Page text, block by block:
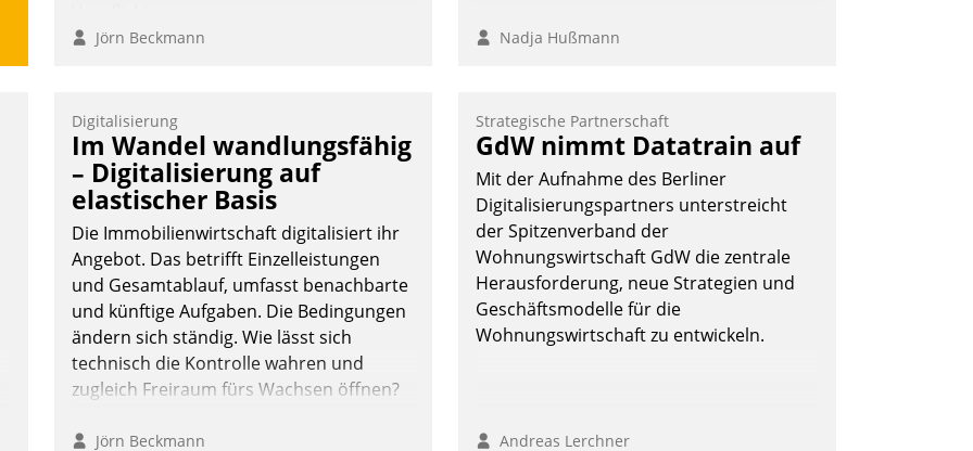
Jörn Beckmann Nadja Hußmann
Digitalisierung
Im Wandel wandlungsfähig
– Digitalisierung auf
elastischer Basis
Die Immobilienwirtschaft digitalisiert ihr
Angebot. Das betrifft Einzelleistungen
und Gesamtablauf, umfasst benachbarte
und künftige Aufgaben. Die Bedingungen
ändern sich ständig. Wie lässt sich
technisch die Kontrolle wahren und
zugleich Freiraum fürs Wachsen öffnen?
Jörn Beckmann
Strategische Partnerschaft
GdW nimmt Datatrain auf
Mit der Aufnahme des Berliner
Digitalisierungspartners unterstreicht
der Spitzenverband der
Wohnungswirtschaft GdW die zentrale
Herausforderung, neue Strategien und
Geschäftsmodelle für die
Wohnungswirtschaft zu entwickeln.
Andreas Lerchner